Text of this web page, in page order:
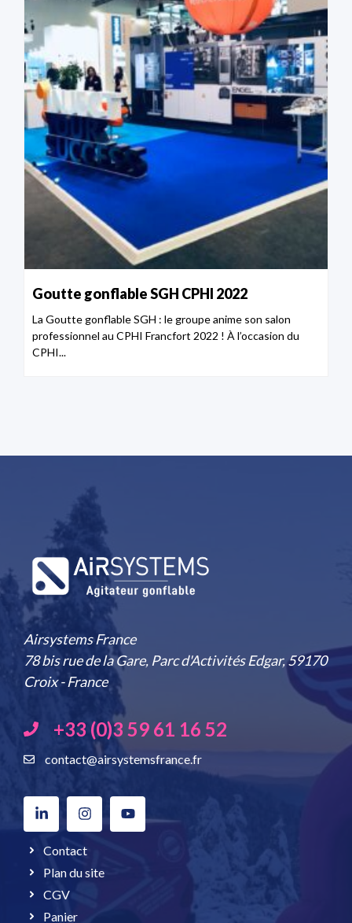
Goutte gonflable SGH CPHI 2022
La Goutte gonflable SGH : le groupe anime son salon
professionnel au CPHI Francfort 2022 ! À l’occasion du
CPHI...
Airsystems France
78 bis rue de la Gare, Parc d'Activités Edgar, 59170
Croix - France
+33 (0)3 59 61 16 52
contact@airsystemsfrance.fr
Contact
Plan du site
CGV
Panier